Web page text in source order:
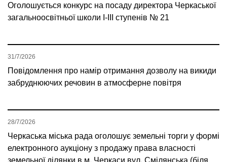
Оголошується конкурс на посаду директора Черкаської
загальноосвітньої школи І-ІІІ ступенів № 21
Повідомлення про намір отримання дозволу на викиди
забруднюючих речовин в атмосферне повітря
31/7/2026
Черкаська міська рада оголошує земельні торги у формі
електронного аукціону з продажу права власності
28/7/2026